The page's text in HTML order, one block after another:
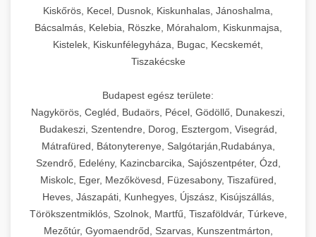
Kiskőrös, Kecel, Dusnok, Kiskunhalas, Jánoshalma,
Bácsalmás, Kelebia, Röszke, Mórahalom, Kiskunmajsa,
Kistelek, Kiskunfélegyháza, Bugac, Kecskemét,
Tiszakécske
Budapest egész területe:
Nagykörös, Cegléd, Budaörs, Pécel, Gödöllő, Dunakeszi,
Budakeszi, Szentendre, Dorog, Esztergom, Visegrád,
Mátrafüred, Bátonyterenye, Salgótarján,Rudabánya,
Szendrő, Edelény, Kazincbarcika, Sajószentpéter, Ózd,
Miskolc, Eger, Mezőkövesd, Füzesabony, Tiszafüred,
Heves, Jászapáti, Kunhegyes, Újszász, Kisújszállás,
Törökszentmiklós, Szolnok, Martfű, Tiszaföldvár, Túrkeve,
Mezőtúr, Gyomaendrőd, Szarvas, Kunszentmárton,